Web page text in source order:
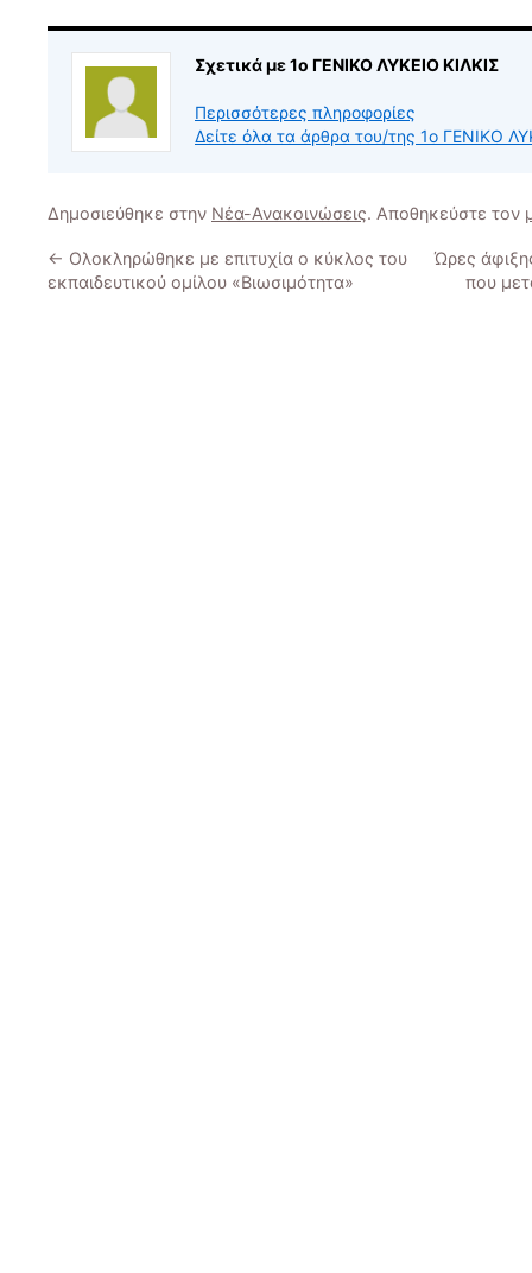
Σχετικά με 1ο ΓΕΝΙΚΟ ΛΥΚΕΙΟ ΚΙΛΚΙΣ
Περισσότερες πληροφορίες
Δείτε όλα τα άρθρα του/της 1ο ΓΕΝΙΚΟ
Δημοσιεύθηκε στην Νέα-Ανακοινώσεις. Αποθηκεύστε τον
← Ολοκληρώθηκε με επιτυχία ο κύκλος του
εκπαιδευτικού ομίλου «Βιωσιμότητα»
Ώρες
που